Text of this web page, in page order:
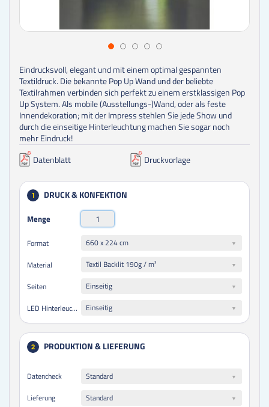
Eindrucksvoll, elegant und mit einem optimal gespannten
Textildruck. Die bekannte Pop Up Wand und der beliebte
Textilrahmen verbinden sich perfekt zu einem erstklassigen Pop
Up System. Als mobile (Ausstellungs-)Wand, oder als feste
Innendekoration; mit der Impress stehlen Sie jede Show und
durch die einseitige Hinterleuchtung machen Sie sogar noch
mehr Eindruck!
Datenblatt
Druckvorlage
1 DRUCK & KONFEKTION
Menge
Format
660 x 224 cm
Material
Textil Backlit 190g / m²
Seiten
Einseitig
LED Hinterleuchtung
Einseitig
2 PRODUKTION & LIEFERUNG
Datencheck
Standard
Lieferung
Standard